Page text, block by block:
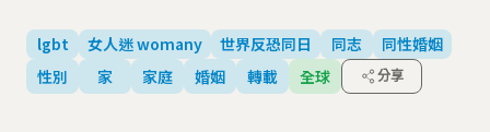
lgbt 女人迷 womany 世界反恐同日 同志
同性婚姻
性別
家 家庭 婚姻 轉載 全球 分享